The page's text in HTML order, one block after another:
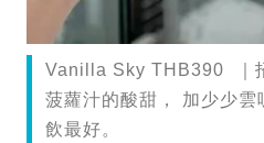
Vanilla Sky THB390 ｜
菠蘿汁的酸甜， 加少少雲
飲最好。